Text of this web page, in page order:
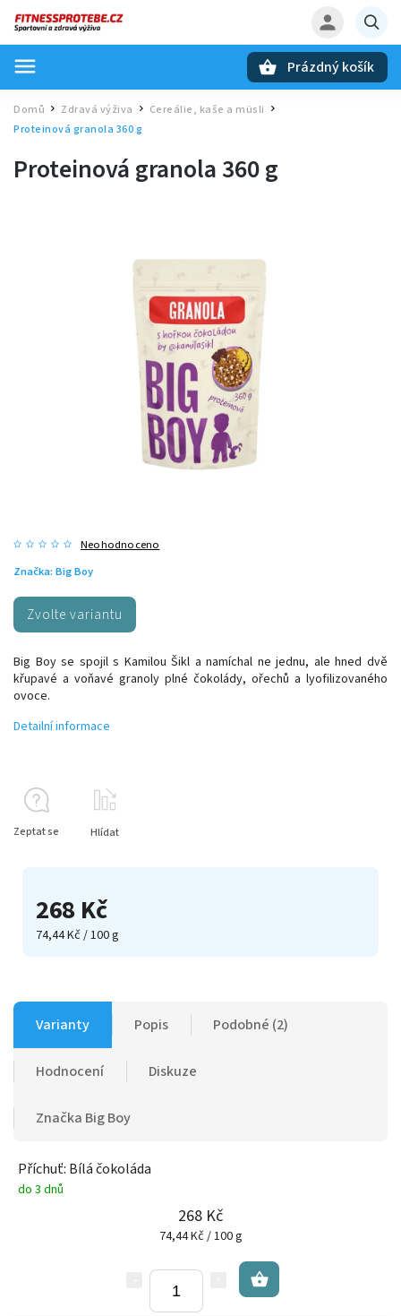
Prázdný košík
Domů / Zdravá výživa Cereálie, kaše a müsli
Proteinová granola 360 g
Proteinová granola 360 g
Neohodnoceno
Značka: Big Boy
268 Kč
74,44 Kč / 100 g
Zvolte variantu
Big Boy se spojil s Kamilou Šikl a namíchal ne jednu, ale hned dvě
křupavé a voňavé granoly plné čokolády, ořechů a lyofilizovaného
ovoce.
Detailní informace
Zeptat se Hlídat
Varianty Popis Podobné (2)
Hodnocení Diskuze
Značka Big Boy
Příchuť: Bílá čokoláda
do 3 dnů
268 Kč
74,44 Kč / 100 g